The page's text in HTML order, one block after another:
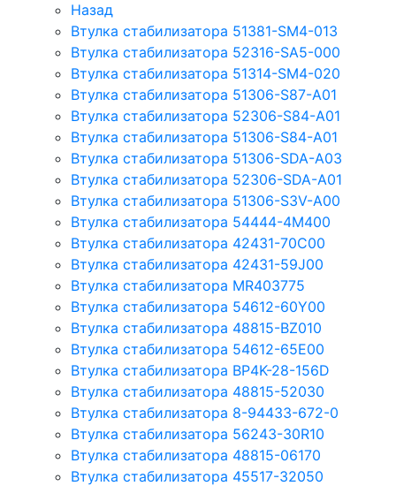
Назад
Втулка стабилизатора 51381-SM4-013
Втулка стабилизатора 52316-SA5-000
Втулка стабилизатора 51314-SM4-020
Втулка стабилизатора 51306-S87-A01
Втулка стабилизатора 52306-S84-A01
Втулка стабилизатора 51306-S84-A01
Втулка стабилизатора 51306-SDA-A03
Втулка стабилизатора 52306-SDA-A01
Втулка стабилизатора 51306-S3V-A00
Втулка стабилизатора 54444-4M400
Втулка стабилизатора 42431-70С00
Втулка стабилизатора 42431-59J00
Втулка стабилизатора MR403775
Втулка стабилизатора 54612-60Y00
Втулка стабилизатора 48815-BZ010
Втулка стабилизатора 54612-65Е00
Втулка стабилизатора BP4K-28-156D
Втулка стабилизатора 48815-52030
Втулка стабилизатора 8-94433-672-0
Втулка стабилизатора 56243-30R10
Втулка стабилизатора 48815-06170
Втулка стабилизатора 45517-32050